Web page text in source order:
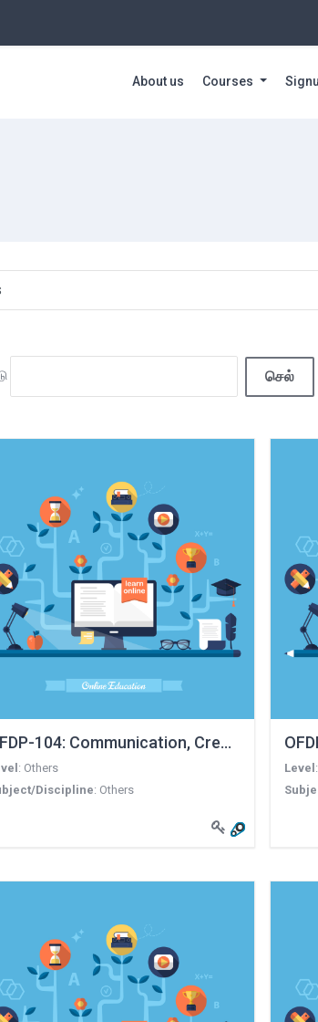
About us Courses
செல்
OFDP-101: Basic IT tools, Advanced Spreadsheet Tools and
104: Communication, Creative
: Others
Discipline: Others
Level :